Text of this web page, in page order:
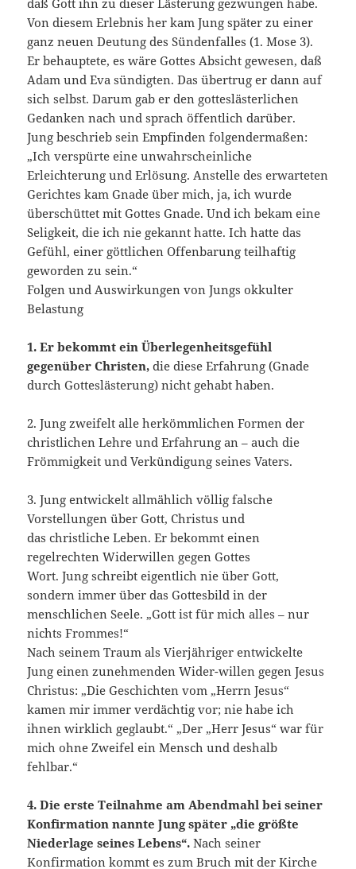
daß Gott ihn zu dieser Lästerung gezwungen habe.
Von diesem Erlebnis her kam Jung später zu einer
ganz neuen Deutung des Sündenfalles (1. Mose 3).
Er behauptete, es wäre Gottes Absicht gewesen, daß
Adam und Eva sündigten. Das übertrug er dann auf
sich selbst. Darum gab er den gotteslästerlichen
Gedanken nach und sprach öffentlich darüber.
Jung beschrieb sein Empfinden folgendermaßen:
„Ich verspürte eine unwahrscheinliche
Erleichterung und Erlösung. Anstelle des erwarteten
Gerichtes kam Gnade über mich, ja, ich wurde
überschüttet mit Gottes Gnade. Und ich bekam eine
Seligkeit, die ich nie gekannt hatte. Ich hatte das
Gefühl, einer göttlichen Offenbarung teilhaftig
geworden zu sein.“
Folgen und Auswirkungen von Jungs okkulter
Belastung
1. Er bekommt ein Überlegenheitsgefühl
gegenüber Christen, die diese Erfahrung (Gnade
durch Gotteslästerung) nicht gehabt haben.
2. Jung zweifelt alle herkömmlichen Formen der
christlichen Lehre und Erfahrung an – auch die
Frömmigkeit und Verkündigung seines Vaters.
3. Jung entwickelt allmählich völlig falsche
Vorstellungen über Gott, Christus und
das christliche Leben. Er bekommt einen
regelrechten Widerwillen gegen Gottes
Wort. Jung schreibt eigentlich nie über Gott,
sondern immer über das Gottesbild in der
menschlichen Seele. „Gott ist für mich alles – nur
nichts Frommes!“
Nach seinem Traum als Vierjähriger entwickelte
Jung einen zunehmenden Wider-willen gegen Jesus
Christus: „Die Geschichten vom „Herrn Jesus“
kamen mir immer verdächtig vor; nie habe ich
ihnen wirklich geglaubt.“ „Der „Herr Jesus“ war für
mich ohne Zweifel ein Mensch und deshalb
fehlbar.“
4. Die erste Teilnahme am Abendmahl bei seiner
Konfirmation nannte Jung später „die größte
Niederlage seines Lebens“. Nach seiner
Konfirmation kommt es zum Bruch mit der Kirche